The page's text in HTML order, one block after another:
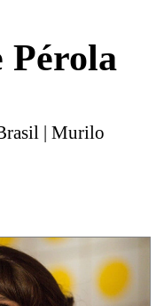
Pérola
| Murilo